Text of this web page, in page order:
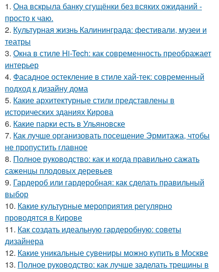
1. Она вскрыла банку сгущёнки без всяких ожиданий -
просто к чаю.
2. Культурная жизнь Калининграда: фестивали, музеи и
театры
3. Окна в стиле Hi-Tech: как современность преображает
интерьер
4. Фасадное остекление в стиле хай-тек: современный
подход к дизайну дома
5. Какие архитектурные стили представлены в
исторических зданиях Кирова
6. Какие парки есть в Ульяновске
7. Как лучше организовать посещение Эрмитажа, чтобы
не пропустить главное
8. Полное руководство: как и когда правильно сажать
саженцы плодовых деревьев
9. Гардероб или гардеробная: как сделать правильный
выбор
10. Какие культурные мероприятия регулярно
проводятся в Кирове
11. Как создать идеальную гардеробную: советы
дизайнера
12. Какие уникальные сувениры можно купить в Москве
13. Полное руководство: как лучше заделать трещины в